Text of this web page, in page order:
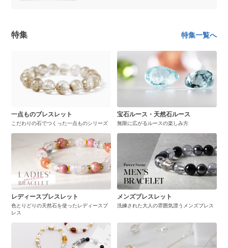
特集 特集一覧へ
一点ものブレスレット
こだわりの石でつくった一点ものシリーズ
宝石ルース・天然石ルース
無限に広がるルースの楽しみ方
レディースブレスレット
色とりどりの天然石を使ったレディースブ
レス
メンズブレスレット
洗練された大人の雰囲気漂うメンズブレス